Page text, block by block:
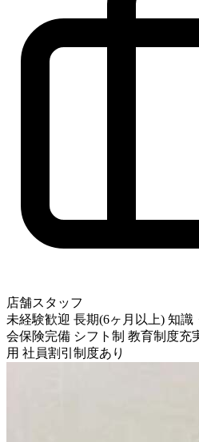
店舗スタッフ
未経験歓迎 長期(6ヶ月以上) 知識
会保険完備 シフト制 教育制度充
用 社員割引制度あり